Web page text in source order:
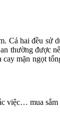
Cả hai đều sử
thường được
mặn ngọt
việc… mua